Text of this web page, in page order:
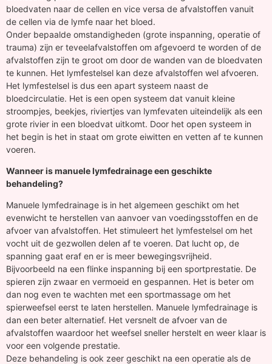
bloedvaten naar de cellen en vice versa de afvalstoffen vanuit
de cellen via de lymfe naar het bloed.
Onder bepaalde omstandigheden (grote inspanning, operatie of
trauma) zijn er teveelafvalstoffen om afgevoerd te worden of de
afvalstoffen zijn te groot om door de wanden van de bloedvaten
te kunnen. Het lymfestelsel kan deze afvalstoffen wel afvoeren.
Het lymfestelsel is dus een apart systeem naast de
bloedcirculatie. Het is een open systeem dat vanuit kleine
stroompjes, beekjes, riviertjes van lymfevaten uiteindelijk als een
grote rivier in een bloedvat uitkomt. Door het open systeem in
het begin is het in staat om grote eiwitten en vetten af te kunnen
voeren.
Wanneer is manuele lymfedrainage een geschikte
behandeling?
Manuele lymfedrainage is in het algemeen geschikt om het
evenwicht te herstellen van aanvoer van voedingsstoffen en de
afvoer van afvalstoffen. Het stimuleert het lymfestelsel om het
vocht uit de gezwollen delen af te voeren. Dat lucht op, de
spanning gaat eraf en er is meer bewegingsvrijheid.
Bijvoorbeeld na een flinke inspanning bij een sportprestatie. De
spieren zijn zwaar en vermoeid en gespannen. Het is beter om
dan nog even te wachten met een sportmassage om het
spierweefsel eerst te laten herstellen. Manuele lymfedrainage is
dan een beter alternatief. Het versnelt de afvoer van de
afvalstoffen waardoor het weefsel sneller herstelt en weer klaar is
voor een volgende prestatie.
Deze behandeling is ook zeer geschikt na een operatie als de